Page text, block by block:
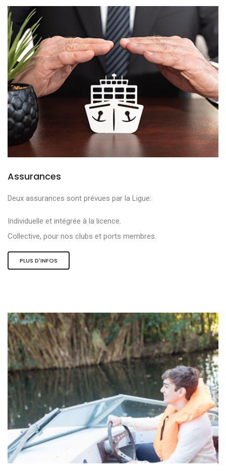
Assurances
Deux assurances sont prévues par la Ligue:
Individuelle et intégrée à la licence.
Collective, pour nos clubs et ports membres.
PLUS D'INFOS